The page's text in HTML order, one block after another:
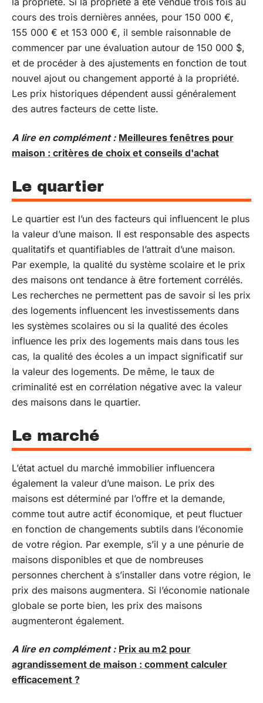
cours des trois dernières années, pour 150 000 €,
155 000 € et 153 000 €, il semble raisonnable de
commencer par une évaluation autour de 150 000 $,
et de procéder à des ajustements en fonction de tout
nouvel ajout ou changement apporté à la propriété.
Les prix historiques dépendent aussi généralement
des autres facteurs de cette liste.
A lire en complément : Meilleures fenêtres pour
maison : critères de choix et conseils d'achat
Le quartier
Le quartier est l’un des facteurs qui influencent le plus
la valeur d’une maison. Il est responsable des aspects
qualitatifs et quantifiables de l’attrait d’une maison.
Par exemple, la qualité du système scolaire et le prix
des maisons ont tendance à être fortement corrélés.
Les recherches ne permettent pas de savoir si les prix
des logements influencent les investissements dans
les systèmes scolaires ou si la qualité des écoles
influence les prix des logements mais dans tous les
cas, la qualité des écoles a un impact significatif sur
la valeur des logements. De même, le taux de
criminalité est en corrélation négative avec la valeur
des maisons dans le quartier.
Le marché
L’état actuel du marché immobilier influencera
également la valeur d’une maison. Le prix des
maisons est déterminé par l’offre et la demande,
comme tout autre actif économique, et peut fluctuer
en fonction de changements subtils dans l’économie
de votre région. Par exemple, s’il y a une pénurie de
maisons disponibles et que de nombreuses
personnes cherchent à s’installer dans votre région, le
prix des maisons augmentera. Si l’économie nationale
globale se porte bien, les prix des maisons
augmenteront également.
A lire en complément : Prix au m2 pour
agrandissement de maison : comment calculer
efficacement ?